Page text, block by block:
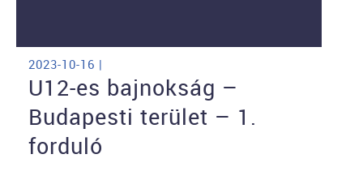
2023-10-16 |
U12-es bajnokság –
Budapesti terület – 1.
forduló